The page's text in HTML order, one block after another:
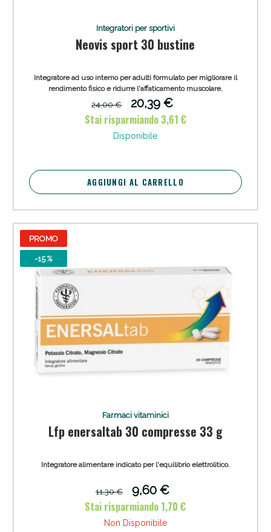
Integratori per sportivi
Neovis sport 30 bustine
Integratore ad uso interno per adulti formulato per migliorare il
rendimento fisico e ridurre l'affaticamento muscolare.
24,00 €
20,39 €
Stai risparmiando 3,61 €
Disponibile
AGGIUNGI AL CARRELLO
PROMO
-15 %
Farmaci vitaminici
Lfp enersaltab 30 compresse 33 g
Integratore alimentare indicato per l'equilibrio elettrolitico.
11,30 €
9,60 €
Stai risparmiando 1,70 €
Non Disponibile